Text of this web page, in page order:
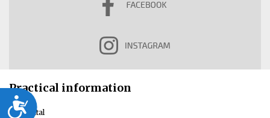
Dostępność
Practical information
Car rental